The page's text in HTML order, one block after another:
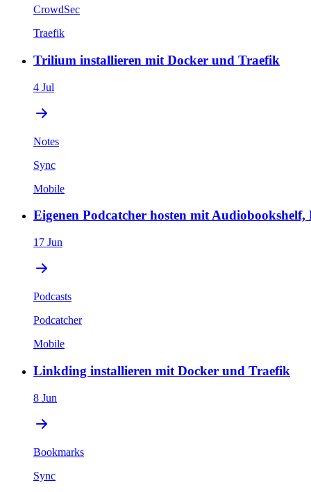
CrowdSec
Traefik
Trilium installieren mit Docker und Traefik
4 Jul
Notes
Sync
Mobile
Eigenen Podcatcher hosten mit
17 Jun
Podcasts
Podcatcher
Mobile
Linkding installieren mit Docker und Traefik
8 Jun
Bookmarks
Sync